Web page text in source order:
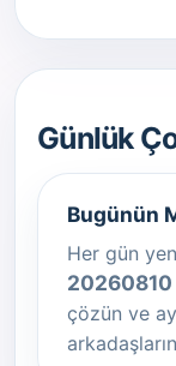
Günlük
Bugünün
Her gün
20260810
çözün ve